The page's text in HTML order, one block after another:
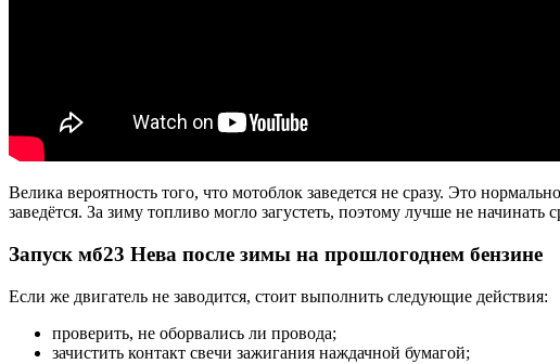
Велика вероятность того, что мотоблок заведется не сразу. Это
заведётся. За зиму топливо могло загустеть, поэтому лучше не начинать
Запуск мб23 Нева после зимы на прошлогоднем бензине
Если же двигатель не заводится, стоит выполнить следующие действия:
проверить, не оборвались ли провода;
зачистить контакт свечи зажигания наждачной бумагой;